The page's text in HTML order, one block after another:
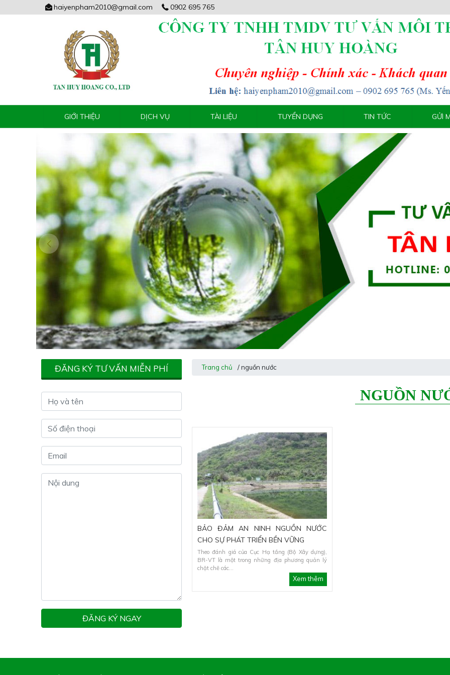
haiyenpham2010@gmail.com 0902 695 765
GIỚI THIỆU DỊCH VỤ TÀI LIỆU TUYỂN DỤNG TIN TỨC GỬI
Trang chủ / nguồn nước
NGUỒN
BẢO ĐẢM AN NINH NGUỒN NƯỚC
CHO SỰ PHÁT TRIỂN BỀN VỮNG
Theo đánh giá của Cục Hạ tầng (Bộ Xây dựng),
BR-VT là một trong những địa phương quản lý
chặt chẽ các...
Xem thêm
ĐĂNG KÝ TƯ VẤN MIỄN PHÍ
ĐĂNG KÝ NGAY